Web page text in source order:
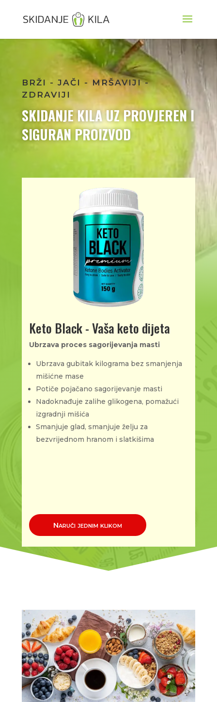
BRŽI - JAČI - MRŠAVIJI -
ZDRAVIJI
SKIDANJE KILA UZ PROVJEREN I
SIGURAN PROIZVOD
Keto Black - Vaša keto dijeta
Ubrzava proces sagorijevanja masti
Ubrzava gubitak kilograma bez smanjenja
mišićne mase
Potiče pojačano sagorijevanje masti
Nadoknađuje zalihe glikogena, pomažući
izgradnji mišića
Smanjuje glad, smanjuje želju za
bezvrijednom hranom i slatkišima
Naruči jednim klikom